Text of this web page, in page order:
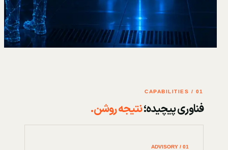
01 / CAPABILITIES
فناوری پیچیده؛نتیجه روشن.
01 / ADVISORY